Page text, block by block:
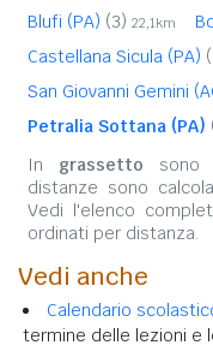
Blufi (PA) (3) 22,1km
Castellana Sicula (PA)
San Giovanni Gemini
Petralia Sottana (PA)
In grassetto sono
distanze sono
Vedi l'elenco
ordinati per distanza.
Vedi anche
Calendario
termine delle lezioni e